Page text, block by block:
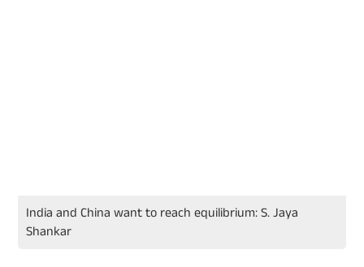
India and China want to reach equilibrium: S. Jaya
Shankar